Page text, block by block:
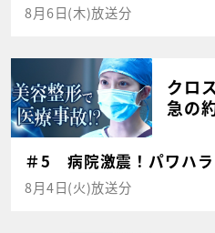
8月6日(木)放送分
クロ
急の
＃5 病院激震！パワハ
8月4日(火)放送分